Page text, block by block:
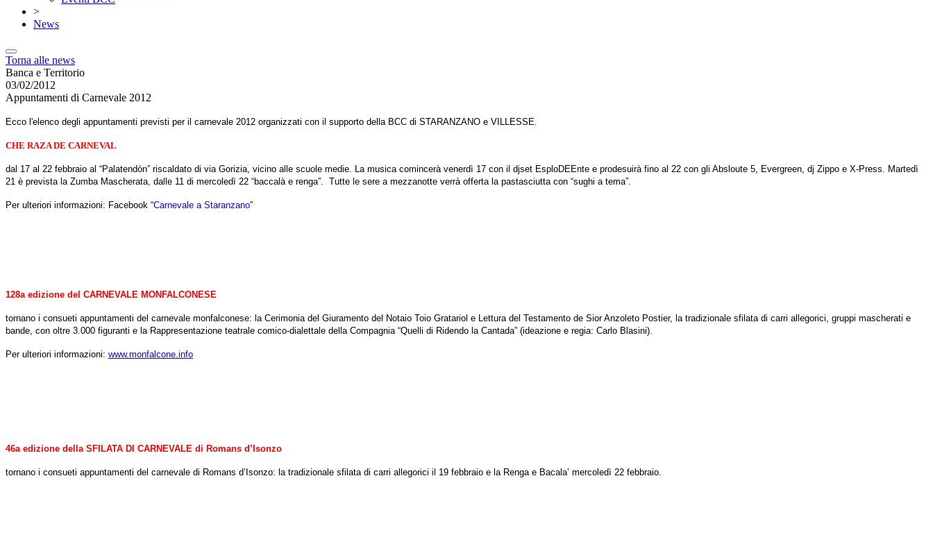
>
News
Torna alle news
Banca e Territorio
03/02/2012
Appuntamenti di Carnevale 2012
Ecco l'elenco degli appuntamenti previsti per il carnevale 2012 organizzati con il supporto della BCC di STARANZANO e VILLESSE.
CHE RAZA DE CARNEVAL
dal 17 al 22 febbraio al “Palatendòn” riscaldato di via Gorizia, vicino alle scuole medie. La musica comincerà venerdì 17 con il djset EsploDEEnte e prodesuirà fino al 22 con gli Absloute 5, Evergreen, dj Zippo e X-Press. Martedì
21 è prevista la Zumba Mascherata, dalle 11 di mercoledì 22 “baccalà e renga”. Tutte le sere a mezzanotte verrà offerta la pastasciutta con “sughi a tema”.
Per ulteriori informazioni: Facebook “Carnevale a Staranzano”
128a edizione del CARNEVALE MONFALCONESE
tornano i consueti appuntamenti del carnevale monfalconese: la Cerimonia del Giuramento del Notaio Toio Gratariol e Lettura del Testamento de Sior Anzoleto Postier, la tradizionale sfilata di carri allegorici, gruppi mascherati e
bande, con oltre 3.000 figuranti e la Rappresentazione teatrale comico-dialettale della Compagnia “Quelli di Ridendo la Cantada” (ideazione e regia: Carlo Blasini).
Per ulteriori informazioni: www.monfalcone.info
46a edizione della SFILATA DI CARNEVALE di Romans d’Isonzo
tornano i consueti appuntamenti del carnevale di Romans d’Isonzo: la tradizionale sfilata di carri allegorici il 19 febbraio e la Renga e Bacala’ mercoledì 22 febbraio.